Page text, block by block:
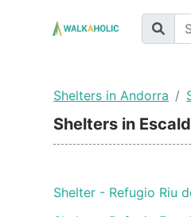
Shelters in Andorra
Shelters in
Shelter - Refugio Riu